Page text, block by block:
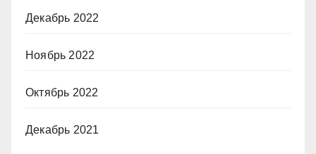
Декабрь 2022
Ноябрь 2022
Октябрь 2022
Декабрь 2021